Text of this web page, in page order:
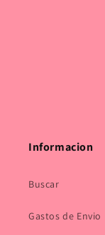
Informacion
Buscar
Gastos de Envio